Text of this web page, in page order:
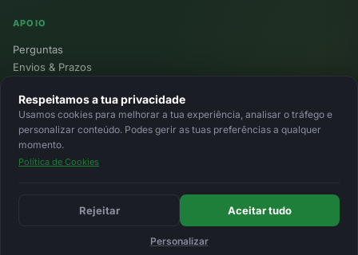
APOIO
Perguntas
Envios & Prazos
Devoluções
Minha Conta
© 2026 Ecolivros. Todos os direitos reservados.
Respeitamos a tua privacidade
Usamos cookies para melhorar a tua experiência, analisar o tráfego e
personalizar conteúdo. Podes gerir as tuas preferências a qualquer
momento.
Política de Cookies
Personalizar
Rejeitar Aceitar tudo